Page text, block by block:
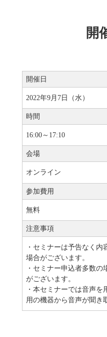
開
開催日
2022年9月7日（水）
時間
16:00～17:10
会場
オンライン
参加費用
無料
注意事項
・セミナーは予告なく内
場合がございます。
・セミナー申込者多数
がございます。
・本セミナーでは音声を
用の機器から音声が聞き